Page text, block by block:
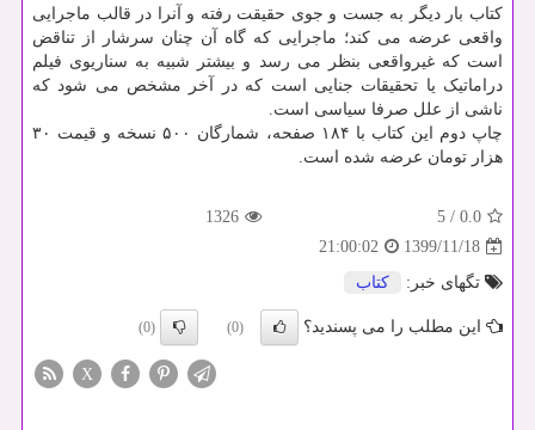
کتاب بار دیگر به جست و جوی حقیقت رفته و آنرا در قالب ماجرایی
واقعی عرضه می کند؛ ماجرایی که گاه آن چنان سرشار از تناقض
است که غیرواقعی بنظر می رسد و بیشتر شبیه به سناریوی فیلم
دراماتیک یا تحقیقات جنایی است که در آخر مشخص می شود که
ناشی از علل صرفا سیاسی است.
چاپ دوم این کتاب با ۱۸۴ صفحه، شمارگان ۵۰۰ نسخه و قیمت ۳۰
هزار تومان عرضه شده است.
0.0
/
5
1326
1399/11/18
21:00:02
تگهای خبر:
كتاب
این مطلب را می پسندید؟ (0)
(0)
X